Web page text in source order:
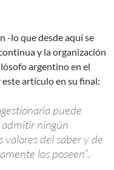
-lo que desde aquí se
y la organización
argentino en el
artículo en su final:
puede
admitir ningún
valores del saber y de
los poseen”.